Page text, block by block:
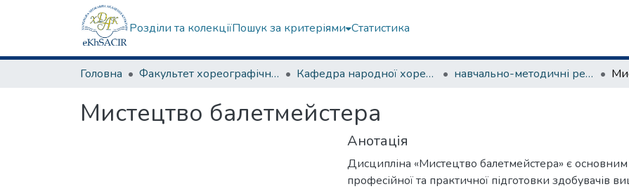
Розділи та колекціїПошук за критеріями Статистика
Головна Факультет хореографічного мистецтва Кафедра народної хореографії та теорії танцю навчально-методичні рекомендації, програми дисциплін
Мистецтво балетмейстера
Анотація
Дисципліна «Мистецтво балетмейстера» є
професійної та практичної підготовки здобувачів